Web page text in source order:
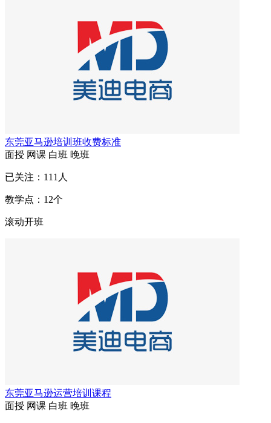
东莞亚马逊培训班收费标准
面授 网课 白班 晚班
已关注： 111 人
教学点： 12个
滚动开班
东莞亚马逊运营培训课程
面授 网课 白班 晚班